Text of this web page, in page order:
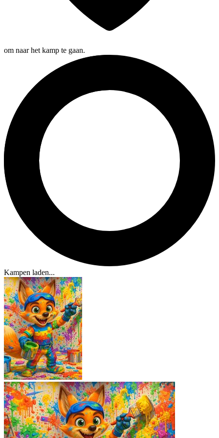
om naar het kamp te gaan.
Kampen laden...